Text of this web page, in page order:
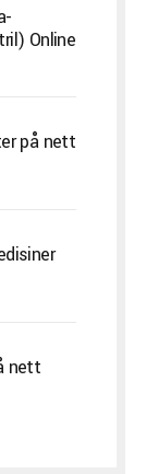
Online
på nett
nett